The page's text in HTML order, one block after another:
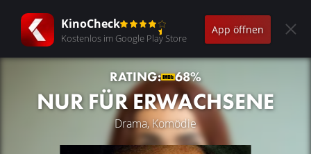
KinoCheck
Kostenlos im Google Play Store
App öffnen
RATING: 68%
NUR FÜR ERWACHSENE
Drama, Komödie